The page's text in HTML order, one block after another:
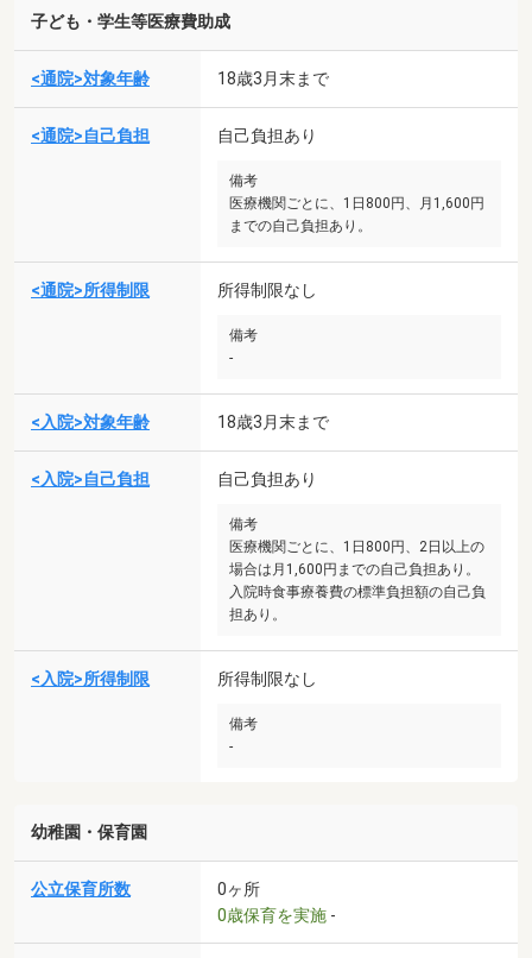
子ども・学生等医療費助成
<通院>対象年齢 18歳3月末まで
<通院>自己負担 自己負担あり
備考
医療機関ごとに、1日800円、月1,600円
までの自己負担あり。
<通院>所得制限 所得制限なし
備考
-
<入院>対象年齢 18歳3月末まで
<入院>自己負担 自己負担あり
備考
医療機関ごとに、1日800円、2日以上の
場合は月1,600円までの自己負担あり。
入院時食事療養費の標準負担額の自己負
担あり。
<入院>所得制限 所得制限なし
備考
-
幼稚園・保育園
公立保育所数
0ヶ所
0歳保育を実施 -